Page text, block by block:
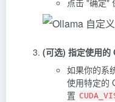
(可选) 指定使用的
如果你的系
使用特定的
置